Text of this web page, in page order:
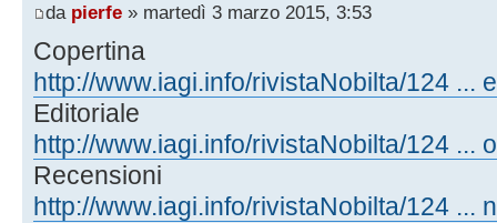
da pierfe » martedì 3 marzo 2015, 3:53
Copertina
http://www.iagi.info/rivistaNobilta/124 ...
Editoriale
http://www.iagi.info/rivistaNobilta/124 ...
Recensioni
http://www.iagi.info/rivistaNobilta/124 ...